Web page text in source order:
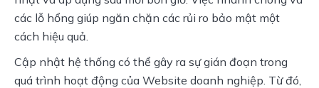
các lỗ hổng giúp ngăn chặn các rủi ro bảo mật một
cách hiệu quả.
Cập nhật hệ thống có thể gây ra sự gián đoạn trong
quá trình hoạt động của Website doanh nghiệp. Từ đó,